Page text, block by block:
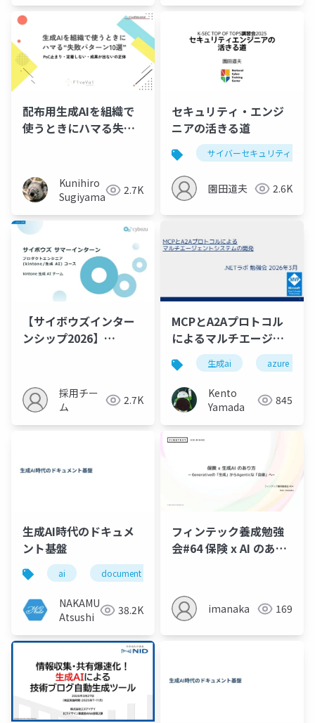
配布用生成AIを組織で
使うときにハマる失敗
Kunihiro
Sugiyama
2.7K
セキュリティ・エンジ
ニアの活きる道
サイバーセキュリティ
園田道夫 2.6K
【サイボウズインター
ンシップ2026】
ース 紹介資料
採用チー
ム
2.7K
MCPとA2Aプロトコル
によるマルチエージェ
ントシステムの開発
生成ai azure
Kento
Yamada
845
生成AI時代のドキュメ
ント基盤
ai document
NAKAMURA
Atsushi
38.2K
フィンテック養成勉強
会#64 保険 x AI のあり
imanaka 169